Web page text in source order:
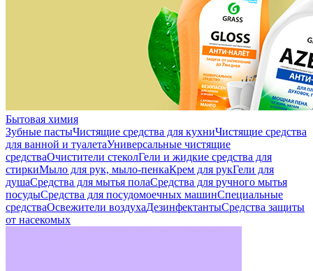
Бытовая химия
Зубные пастыЧистящие средства для кухниЧистящие средства
для ванной и туалетаУниверсальные чистящие
средстваОчистители стеколГели и жидкие средства для
стиркиМыло для рук, мыло-пенкаКрем для рукГели для
душаСредства для мытья полаСредства для ручного мытья
посудыСредства для посудомоечных машинСпециальные
средстваОсвежители воздухаДезинфектантыСредства защиты
от насекомых